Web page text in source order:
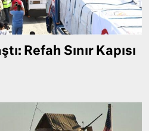
Refah Sınır Kapısı